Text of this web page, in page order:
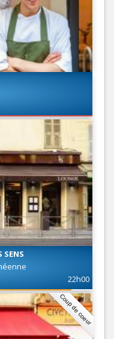
SENS
22h00
Coup de coeur